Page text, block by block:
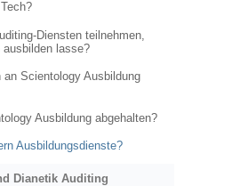
Diensten teilnehmen,
lasse?
an Scientology Ausbildung
Ausbildung abgehalten?
Ausbildungsdienste?
Dianetik Auditing